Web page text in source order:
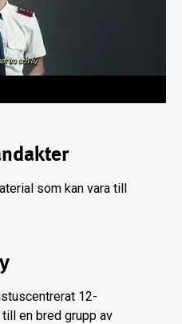
som kan vara till
12-
en bred grupp av